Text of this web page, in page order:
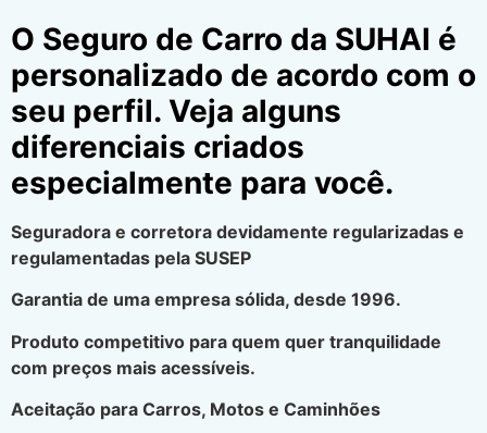
O Seguro de Carro da SUHAI é
personalizado de acordo com o
seu perfil. Veja alguns
diferenciais criados
especialmente para você.
Seguradora e corretora devidamente regularizadas e
regulamentadas pela SUSEP
Garantia de uma empresa sólida, desde 1996.
Produto competitivo para quem quer tranquilidade
com preços mais acessíveis.
Aceitação para Carros, Motos e Caminhões